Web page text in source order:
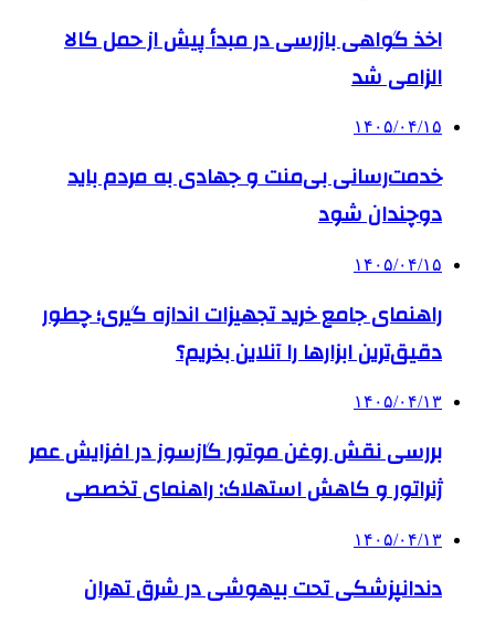
اخذ گواهی بازرسی در مبدأ پیش از حمل کالا
الزامی شد
۱۴۰۵/۰۴/۱۵
خدمت‌رسانی بی‌منت و جهادی به مردم باید
دوچندان شود
۱۴۰۵/۰۴/۱۵
راهنمای جامع خرید تجهیزات اندازه گیری؛ چطور
دقیق‌ترین ابزارها را آنلاین بخریم؟
۱۴۰۵/۰۴/۱۳
بررسی نقش روغن موتور گازسوز در افزایش عمر
ژنراتور و کاهش استهلاک: راهنمای تخصصی
۱۴۰۵/۰۴/۱۳
دندانپزشکی تحت بیهوشی در شرق تهران